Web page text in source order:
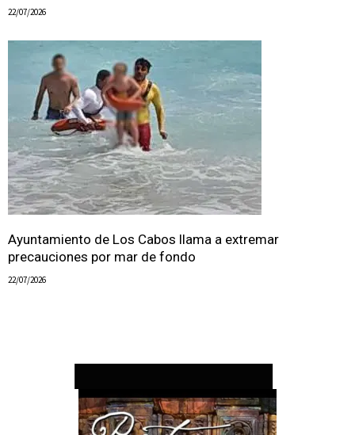
22/07/2026
Ayuntamiento de Los Cabos llama a extremar
precauciones por mar de fondo
22/07/2026